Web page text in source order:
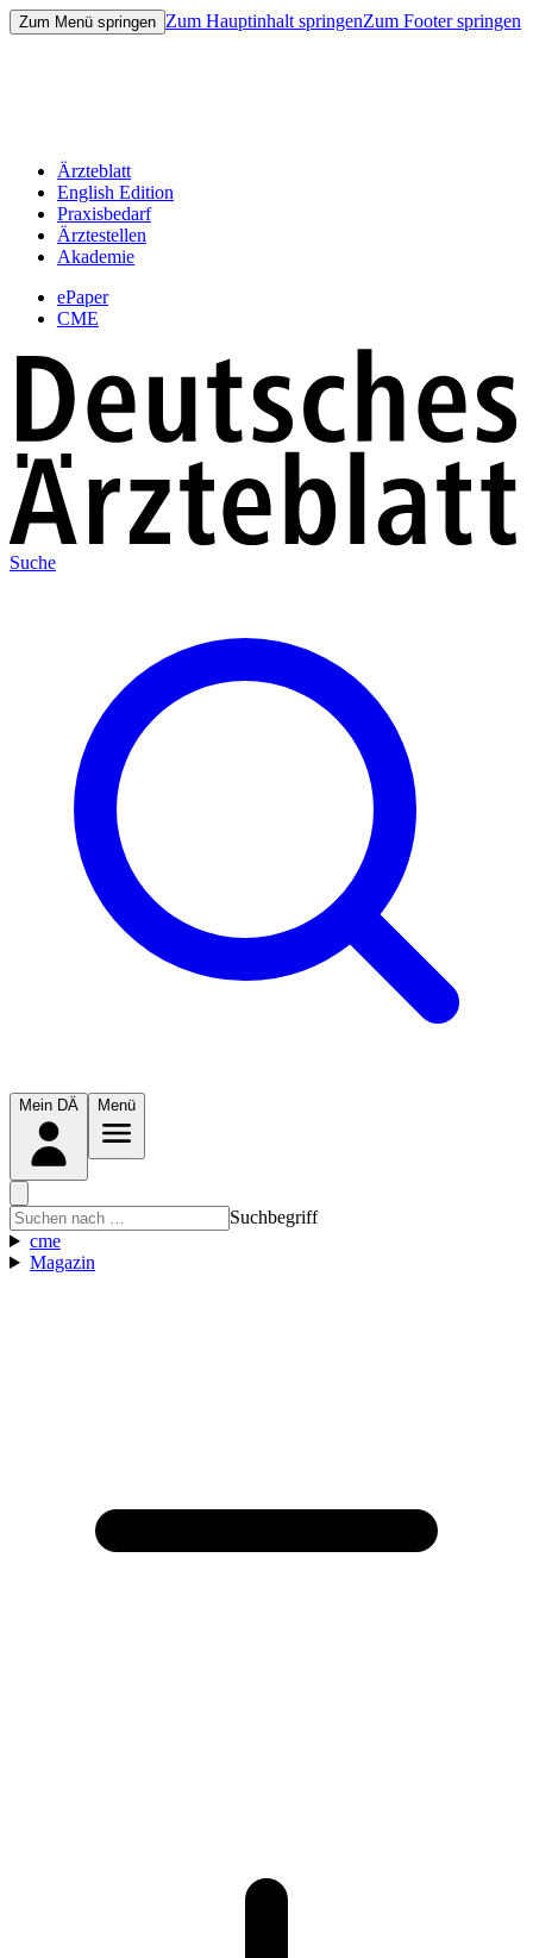
Zum Menü springen Zum Hauptinhalt springenZum Footer springen
Ärzteblatt
English Edition
Praxisbedarf
Ärztestellen
Akademie
ePaper
CME
Suche
Mein DÄ Menü
Suchbegriff
cme
Magazin